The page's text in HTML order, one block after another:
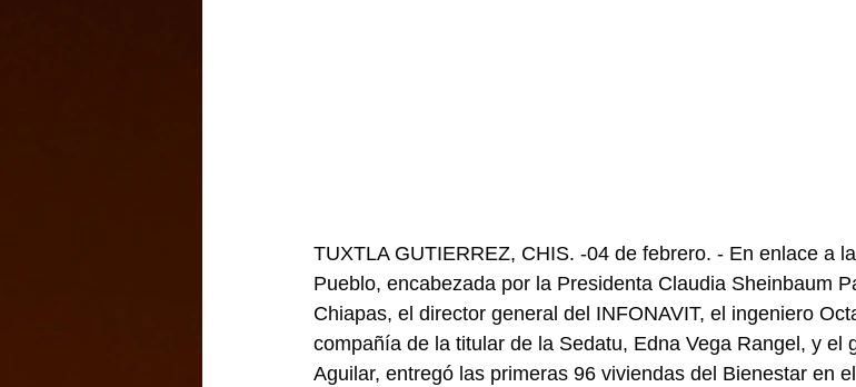
TUXTLA GUTIERREZ, CHIS. -04 de febrero. - En enlace a
Pueblo, encabezada por la Presidenta Claudia Sheinbaum
Chiapas, el director general del INFONAVIT, el ingeniero
compañía de la titular de la Sedatu, Edna Vega Rangel, y el
Aguilar, entregó las primeras 96 viviendas del Bienestar en